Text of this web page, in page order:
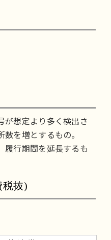
想定より多く検出さ
を増とするもの。
履行期間を延長するも
税抜)